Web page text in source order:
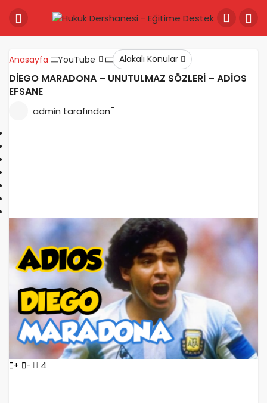
Anasayfa YouTube Alakalı Konular
DİEGO MARADONA – UNUTULMAZ SÖZLERİ – ADİOS
EFSANE
admin tarafından-
+ - 4